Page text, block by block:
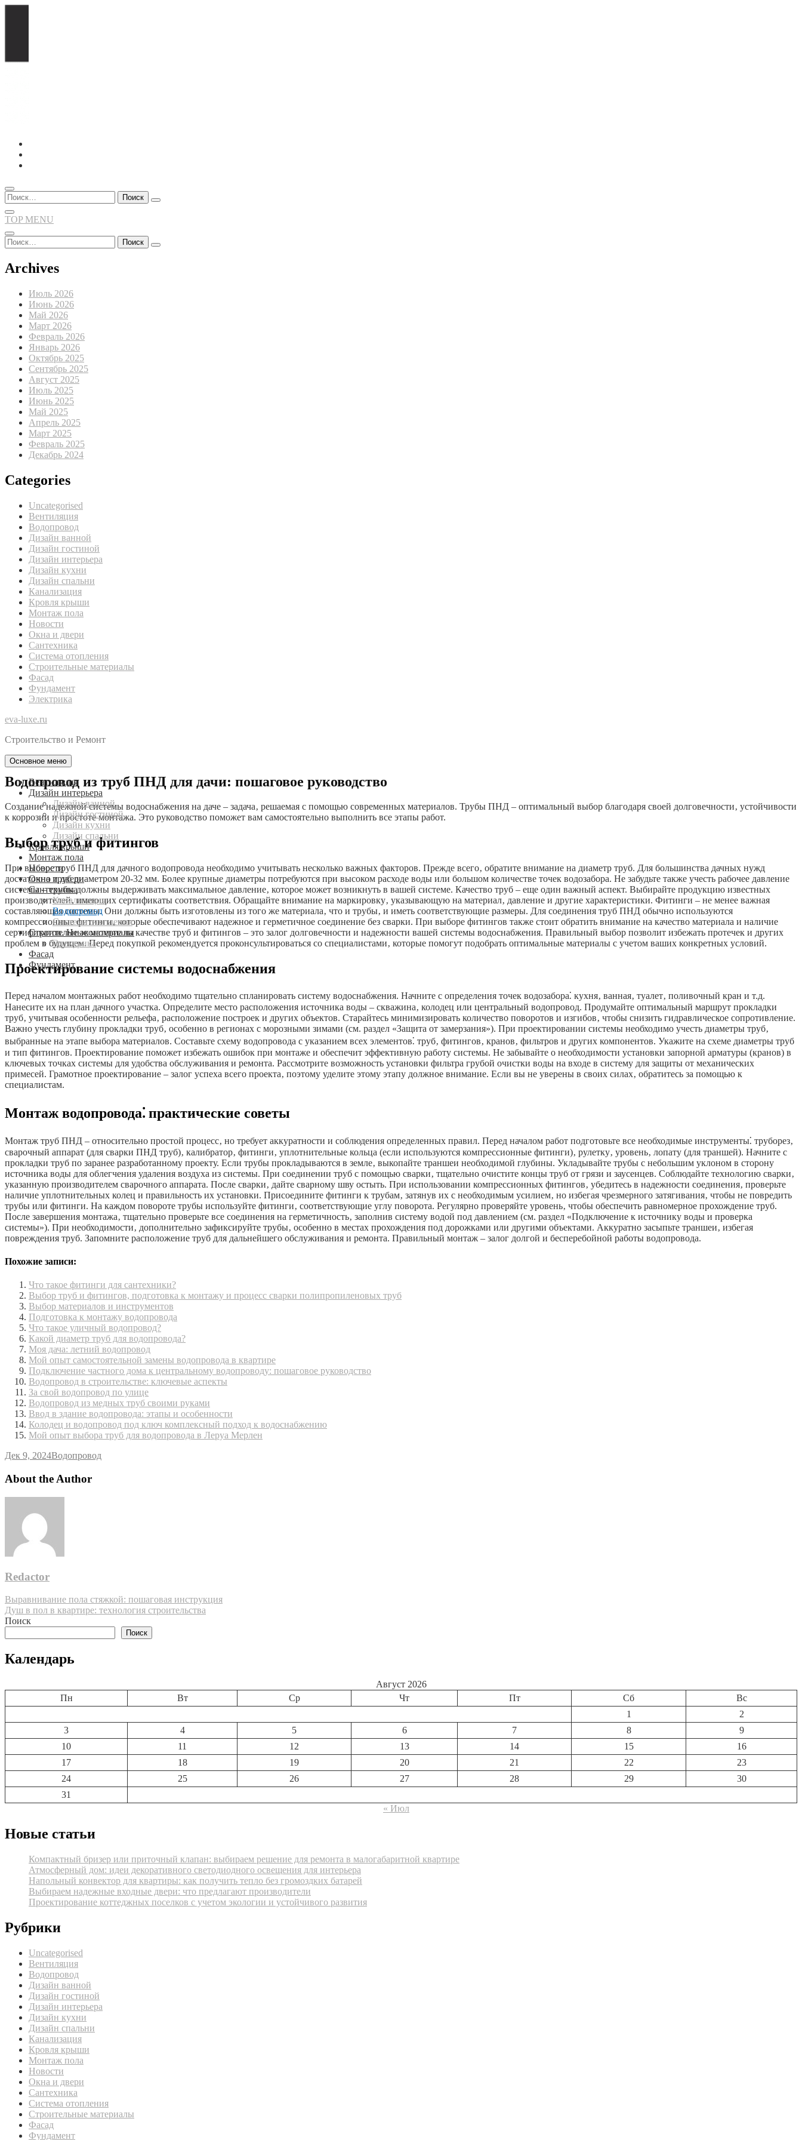
Перейти
содержимому
Найти:
TOP MENU
Найти:
Archives
Июль 2026
Июнь 2026
Май 2026
Март 2026
Февраль 2026
Январь 2026
Октябрь 2025
Сентябрь 2025
Август 2025
Июль 2025
Июнь 2025
Май 2025
Апрель 2025
Март 2025
Февраль 2025
Декабрь 2024
Categories
Uncategorised
Вентиляция
Водопровод
Дизайн ванной
Дизайн гостиной
Дизайн интерьера
Дизайн кухни
Дизайн спальни
Канализация
Кровля крыши
Монтаж пола
Новости
Окна и двери
Сантехника
Система отопления
Строительные материалы
Фасад
Фундамент
Электрика
eva-luxe.ru
Строительство и Ремонт
Основное меню
Вентиляция
Дизайн интерьера
Дизайн ванной
Дизайн гостиной
Дизайн кухни
Дизайн спальни
Кровля крыши
Монтаж пола
Новости
Окна и двери
Сантехника
Канализация
Водопровод
Система отопления
Строительные материалы
Электрика
Фасад
Фундамент
Водопровод из труб ПНД для дачи: пошаговое руководство
Создание надежной системы водоснабжения на даче – задача‚ решаемая с помощью современных материалов. Трубы ПНД – оптимальный выбор благодаря своей долговечности‚ устойчивости
к коррозии и простоте монтажа. Это руководство поможет вам самостоятельно выполнить все этапы работ.
Выбор труб и фитингов
При выборе труб ПНД для дачного водопровода необходимо учитывать несколько важных факторов. Прежде всего‚ обратите внимание на диаметр труб. Для большинства дачных нужд
достаточно труб диаметром 20-32 мм. Более крупные диаметры потребуются при высоком расходе воды или большом количестве точек водозабора. Не забудьте также учесть рабочее давление
системы – трубы должны выдерживать максимальное давление‚ которое может возникнуть в вашей системе. Качество труб – еще один важный аспект. Выбирайте продукцию известных
производителей‚ имеющих сертификаты соответствия. Обращайте внимание на маркировку‚ указывающую на материал‚ давление и другие характеристики. Фитинги – не менее важная
составляющая системы. Они должны быть изготовлены из того же материала‚ что и трубы‚ и иметь соответствующие размеры. Для соединения труб ПНД обычно используются
компрессионные фитинги‚ которые обеспечивают надежное и герметичное соединение без сварки. При выборе фитингов также стоит обратить внимание на качество материала и наличие
сертификатов. Не экономьте на качестве труб и фитингов – это залог долговечности и надежности вашей системы водоснабжения. Правильный выбор позволит избежать протечек и других
проблем в будущем. Перед покупкой рекомендуется проконсультироваться со специалистами‚ которые помогут подобрать оптимальные материалы с учетом ваших конкретных условий.
Проектирование системы водоснабжения
Перед началом монтажных работ необходимо тщательно спланировать систему водоснабжения. Начните с определения точек водозабора⁚ кухня‚ ванная‚ туалет‚ поливочный кран и т.д.
Нанесите их на план дачного участка. Определите место расположения источника воды – скважина‚ колодец или центральный водопровод. Продумайте оптимальный маршрут прокладки
труб‚ учитывая особенности рельефа‚ расположение построек и других объектов. Старайтесь минимизировать количество поворотов и изгибов‚ чтобы снизить гидравлическое сопротивление.
Важно учесть глубину прокладки труб‚ особенно в регионах с морозными зимами (см. раздел «Защита от замерзания»). При проектировании системы необходимо учесть диаметры труб‚
выбранные на этапе выбора материалов. Составьте схему водопровода с указанием всех элементов⁚ труб‚ фитингов‚ кранов‚ фильтров и других компонентов. Укажите на схеме диаметры труб
и тип фитингов. Проектирование поможет избежать ошибок при монтаже и обеспечит эффективную работу системы. Не забывайте о необходимости установки запорной арматуры (кранов) в
ключевых точках системы для удобства обслуживания и ремонта. Рассмотрите возможность установки фильтра грубой очистки воды на входе в систему для защиты от механических
примесей. Грамотное проектирование – залог успеха всего проекта‚ поэтому уделите этому этапу должное внимание. Если вы не уверены в своих силах‚ обратитесь за помощью к
специалистам.
Монтаж водопровода⁚ практические советы
Монтаж труб ПНД – относительно простой процесс‚ но требует аккуратности и соблюдения определенных правил. Перед началом работ подготовьте все необходимые инструменты⁚ труборез‚
сварочный аппарат (для сварки ПНД труб)‚ калибратор‚ фитинги‚ уплотнительные кольца (если используются компрессионные фитинги)‚ рулетку‚ уровень‚ лопату (для траншей). Начните с
прокладки труб по заранее разработанному проекту. Если трубы прокладываются в земле‚ выкопайте траншеи необходимой глубины. Укладывайте трубы с небольшим уклоном в сторону
источника воды для облегчения удаления воздуха из системы. При соединении труб с помощью сварки‚ тщательно очистите концы труб от грязи и заусенцев. Соблюдайте технологию сварки‚
указанную производителем сварочного аппарата. После сварки‚ дайте сварному шву остыть. При использовании компрессионных фитингов‚ убедитесь в надежности соединения‚ проверьте
наличие уплотнительных колец и правильность их установки. Присоедините фитинги к трубам‚ затянув их с необходимым усилием‚ но избегая чрезмерного затягивания‚ чтобы не повредить
трубы или фитинги. На каждом повороте трубы используйте фитинги‚ соответствующие углу поворота. Регулярно проверяйте уровень‚ чтобы обеспечить равномерное прохождение труб.
После завершения монтажа‚ тщательно проверьте все соединения на герметичность‚ заполнив систему водой под давлением (см. раздел «Подключение к источнику воды и проверка
системы»). При необходимости‚ дополнительно зафиксируйте трубы‚ особенно в местах прохождения под дорожками или другими объектами. Аккуратно засыпьте траншеи‚ избегая
повреждения труб. Запомните расположение труб для дальнейшего обслуживания и ремонта. Правильный монтаж – залог долгой и бесперебойной работы водопровода.
Похожие записи:
Что такое фитинги для сантехники?
Выбор труб и фитингов, подготовка к монтажу и процесс сварки полипропиленовых труб
Выбор материалов и инструментов
Подготовка к монтажу водопровода
Что такое уличный водопровод?
Какой диаметр труб для водопровода?
Моя дача: летний водопровод
Мой опыт самостоятельной замены водопровода в квартире
Подключение частного дома к центральному водопроводу: пошаговое руководство
Водопровод в строительстве: ключевые аспекты
За свой водопровод по улице
Водопровод из медных труб своими руками
Ввод в здание водопровода: этапы и особенности
Колодец и водопровод под ключ комплексный подход к водоснабжению
Мой опыт выбора труб для водопровода в Леруа Мерлен
Дек 9, 2024Водопровод
About the Author
Redactor
Навигация
по
Выравнивание пола стяжкой: пошаговая инструкция
Душ в пол в квартире: технология строительства
Поиск
Поиск
Календарь
Август 2026
Пн
Вт Ср Чт Пт Сб
Вс
1
2
3
4 5 6 7 8
9
10
11 12 13 14 15
16
17
18 19 20 21 22
23
24
25 26 27 28 29
30
31
« Июл
Новые статьи
Компактный бризер или приточный клапан: выбираем решение для ремонта в малогабаритной квартире
Атмосферный дом: идеи декоративного светодиодного освещения для интерьера
Напольный конвектор для квартиры: как получить тепло без громоздких батарей
Выбираем надежные входные двери: что предлагают производители
Проектирование коттеджных поселков с учетом экологии и устойчивого развития
Рубрики
Uncategorised
Вентиляция
Водопровод
Дизайн ванной
Дизайн гостиной
Дизайн интерьера
Дизайн кухни
Дизайн спальни
Канализация
Кровля крыши
Монтаж пола
Новости
Окна и двери
Сантехника
Система отопления
Строительные материалы
Фасад
Фундамент